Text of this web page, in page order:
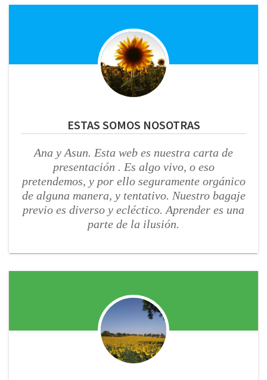
ESTAS SOMOS NOSOTRAS
Ana y Asun. Esta web es nuestra carta de
presentación . Es algo vivo, o eso
pretendemos, y por ello seguramente orgánico
de alguna manera, y tentativo. Nuestro bagaje
previo es diverso y ecléctico. Aprender es una
parte de la ilusión.